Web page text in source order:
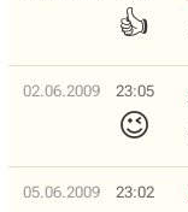
👍
02.06.2009 23:05
😉
05.06.2009 23:02